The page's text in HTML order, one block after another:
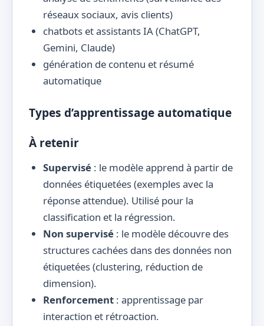
réseaux sociaux, avis clients)
chatbots et assistants IA (ChatGPT,
Gemini, Claude)
génération de contenu et résumé
automatique
Types d’apprentissage automatique
À retenir
Supervisé : le modèle apprend à partir de
données étiquetées (exemples avec la
réponse attendue). Utilisé pour la
classification et la régression.
Non supervisé : le modèle découvre des
structures cachées dans des données non
étiquetées (clustering, réduction de
dimension).
Renforcement : apprentissage par
interaction et rétroaction.